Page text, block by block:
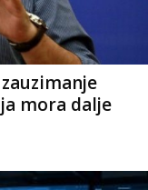
mora dalje